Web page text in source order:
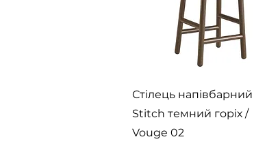
Швидкий перегляд
Стілець напівбарний
Stitch темний горіх /
Vouge 02